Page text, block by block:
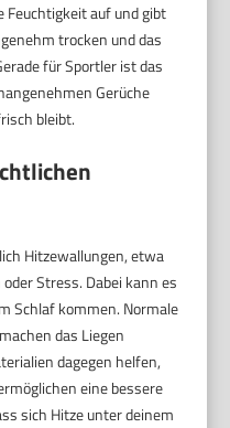
auf und gibt
trocken und das
für Sportler ist das
Gerüche
bleibt.
Hitzewallungen, etwa
Stress. Dabei kann es
Schlaf kommen. Normale
das Liegen
dagegen helfen,
eine bessere
sich Hitze unter deinem